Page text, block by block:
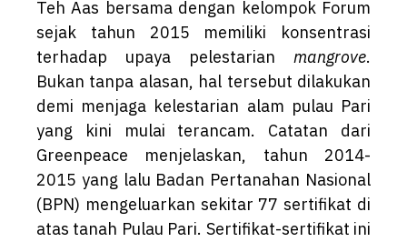
Teh Aas bersama dengan kelompok Forum
sejak tahun 2015 memiliki konsentrasi
terhadap upaya pelestarian mangrove.
Bukan tanpa alasan, hal tersebut dilakukan
demi menjaga kelestarian alam pulau Pari
yang kini mulai terancam. Catatan dari
Greenpeace menjelaskan, tahun 2014-
2015 yang lalu Badan Pertanahan Nasional
(BPN) mengeluarkan sekitar 77 sertifikat di
atas tanah Pulau Pari. Sertifikat-sertifikat ini